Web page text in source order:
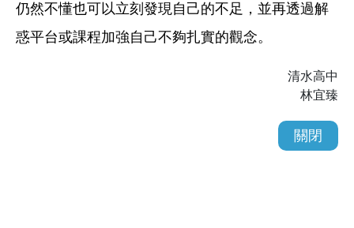
仍然不懂也可以立刻發現自己的不足，並再透過解
惑平台或課程加強自己不夠扎實的觀念。
清水高中
林宜臻
關閉